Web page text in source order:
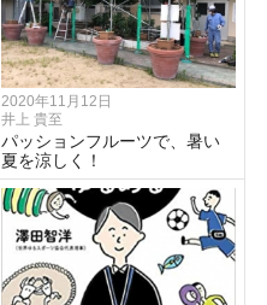
2020年11月12日
井上 貴至
パッションフルーツで、暑い
夏を涼しく！